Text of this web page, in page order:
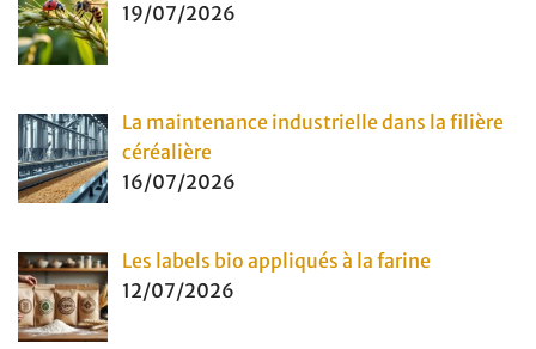
19/07/2026
La maintenance industrielle dans la filière
céréalière
16/07/2026
Les labels bio appliqués à la farine
12/07/2026